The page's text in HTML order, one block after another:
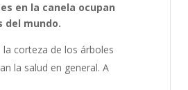
en la canela ocupan
del mundo.
corteza de los árboles
la salud en general. A